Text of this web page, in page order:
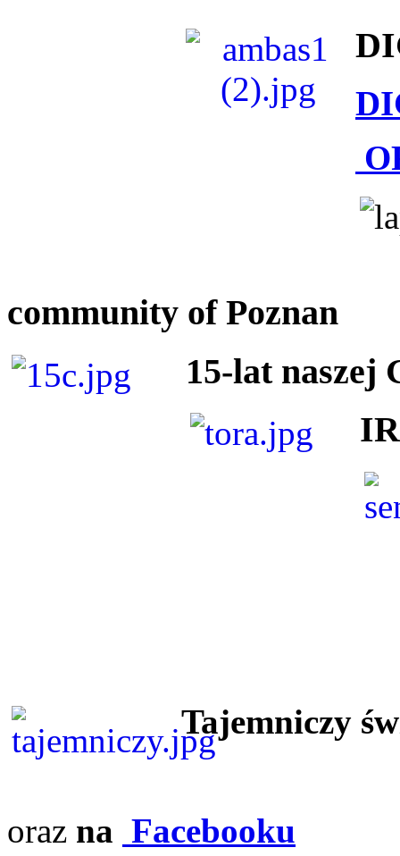
community of Poznan
15-lat naszej
Tajemniczy
oraz na Facebooku